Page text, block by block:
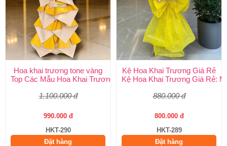
Hoa khai trương tone vàng
Top Các Mẫu Hoa Khai Trương Tone Vàng Đẹp, Sang Trọng,
1.100.000 đ
990.000 đ
HKT-290
Đặt hàng
Kệ Hoa Khai Trương Giá Rẻ
Kệ Hoa Khai Trương Giá Rẻ:
880.000 đ
800.000 đ
HKT-289
Đặt hàng